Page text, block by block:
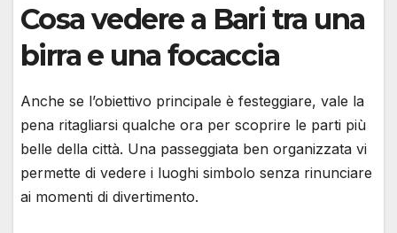
Cosa vedere a Bari tra una
birra e una focaccia
Anche se l’obiettivo principale è festeggiare, vale la
pena ritagliarsi qualche ora per scoprire le parti più
belle della città. Una passeggiata ben organizzata vi
permette di vedere i luoghi simbolo senza rinunciare
ai momenti di divertimento.